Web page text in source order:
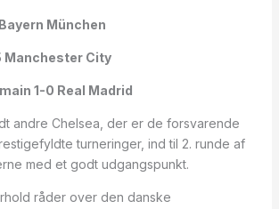
München
Manchester City
1-0 Real Madrid
andre Chelsea, der er de forsvarende
turneringer, ind til 2. runde af
med et godt udgangspunkt.
råder over den danske